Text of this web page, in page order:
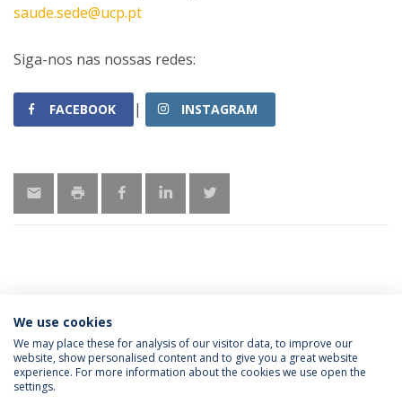
saude.sede@ucp.pt
Siga-nos nas nossas redes:
FACEBOOK | INSTAGRAM
ÚLTIMAS NOTÍCIAS
Política de Privacidade
Termos e Condições
We use cookies
We may place these for analysis of our visitor data, to improve our
website, show personalised content and to give you a great website
experience. For more information about the cookies we use open the
settings.